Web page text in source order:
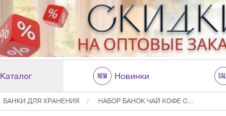
Каталог Новинки
БАНКИ ДЛЯ ХРАНЕНИЯ НАБОР БАНОК ЧАЙ КОФЕ С...